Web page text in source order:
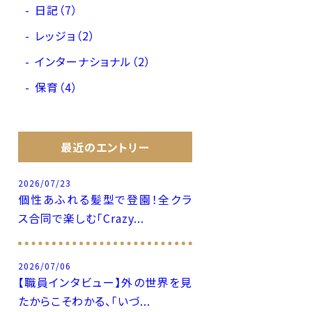
日記（7）
レッジョ（2）
インターナショナル（2）
保育（4）
最近のエントリー
2026/07/23
個性あふれる髪型で登園！全クラ
ス合同で楽しむ「Crazy...
2026/07/06
【職員インタビュー】外の世界を見
たからこそわかる、「いづ...